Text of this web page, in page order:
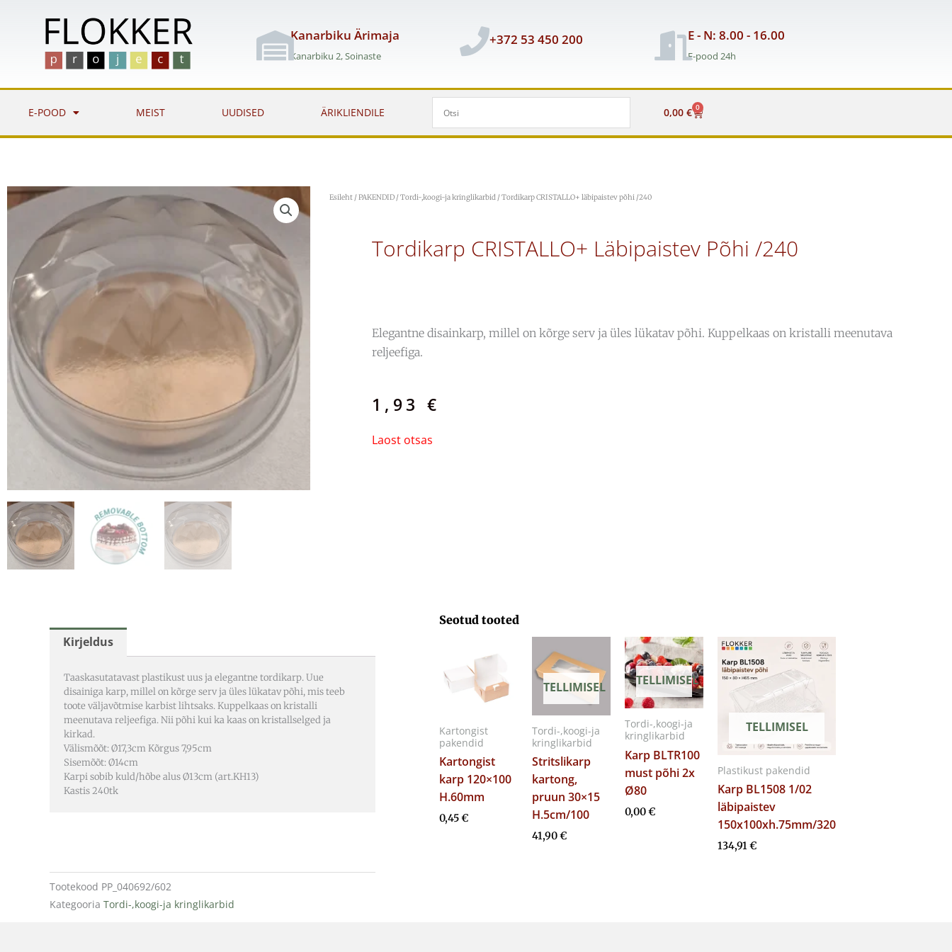
Kanarbiku Ärimaja
Kanarbiku 2, Soinaste
+372 53 450 200 E - N: 8.00 - 16.00
E-pood 24h
E-POOD MEIST UUDISED ÄRIKLIENDILE 0,00 € 0
Cart
Esileht/PAKENDID/Tordi-,koogi-ja kringlikarbid/ Tordikarp CRISTALLO+ läbipaistev põhi /240
Tordikarp CRISTALLO+ Läbipaistev Põhi /240
Elegantne disainkarp, millel on kõrge serv ja üles lükatav põhi. Kuppelkaas on kristalli meenutava
reljeefiga.
1,93 €
Laost otsas
Kirjeldus
Taaskasutatavast plastikust uus ja elegantne tordikarp. Uue
disainiga karp, millel on kõrge serv ja üles lükatav põhi, mis teeb
toote väljavõtmise karbist lihtsaks. Kuppelkaas on kristalli
meenutava reljeefiga. Nii põhi kui ka kaas on kristallselged ja
kirkad.
Välismõõt: Ø17,3cm Kõrgus 7,95cm
Sisemõõt: Ø14cm
Karpi sobib kuld/hõbe alus Ø13cm (art.KH13)
Kastis 240tk
Tootekood PP_040692/602
Kategooria Tordi-,koogi-ja kringlikarbid
Seotud tooted
Kartongist
pakendid
Kartongist
karp 120×100
H.60mm
0,45€
TELLIMISEL
Tordi-,koogi-ja
kringlikarbid
Stritslikarp
kartong,
pruun 30×15
H.5cm/100
41,90€
TELLIMISEL
Tordi-,koogi-ja
kringlikarbid
Karp BLTR100
must põhi 2x
Ø80
0,00€
TELLIMISEL
Plastikust pakendid
Karp BL1508 1/02
läbipaistev
150x100xh.75mm/320
134,91€